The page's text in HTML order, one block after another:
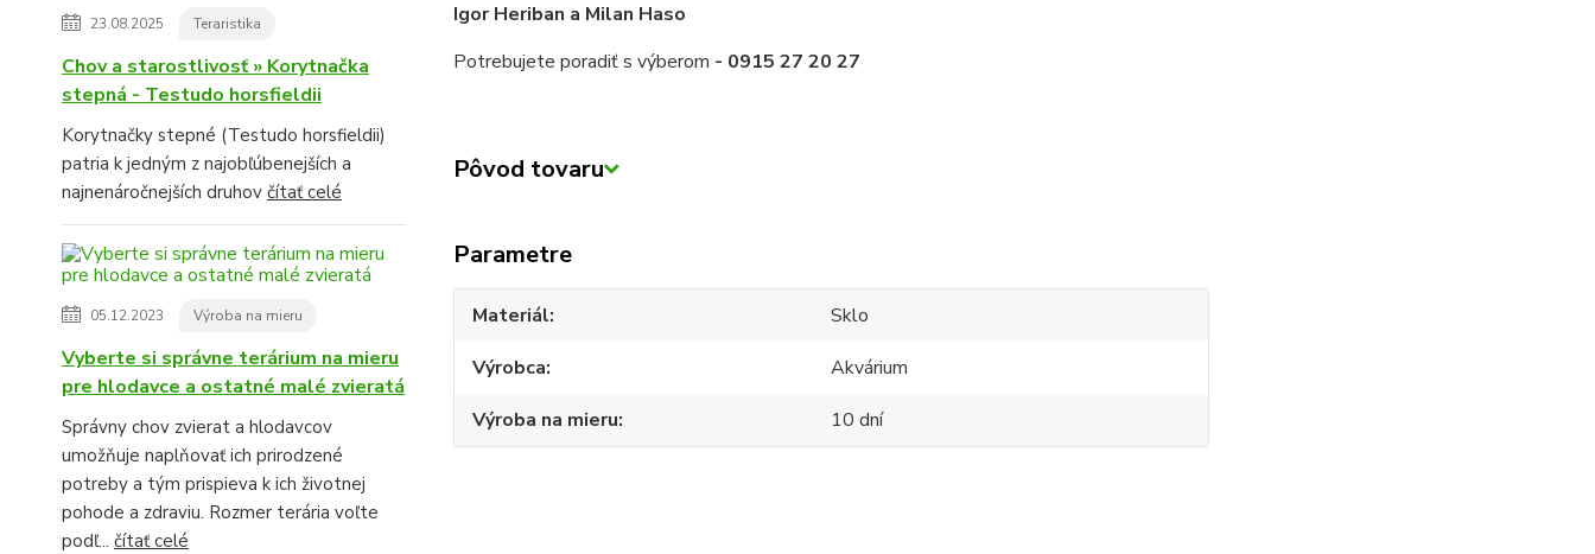
23.08.2025 Teraristika
Chov a starostlivosť » Korytnačka
stepná - Testudo horsfieldii
Korytnačky stepné (Testudo horsfieldii)
patria k jedným z najobľúbenejších a
najnenáročnejších druhov čítať celé
05.12.2023 Výroba na mieru
Vyberte si správne terárium na mieru
pre hlodavce a ostatné malé zvieratá
Správny chov zvierat a hlodavcov
umožňuje naplňovať ich prirodzené
potreby a tým prispieva k ich životnej
pohode a zdraviu. Rozmer terária voľte
podľ... čítať celé
Igor Heriban a Milan Haso
Potrebujete poradiť s výberom - 0915 27 20 27
Pôvod tovaru
Parametre
Materiál
Sklo
Výrobca
Akvárium
Výroba na mieru
10 dní